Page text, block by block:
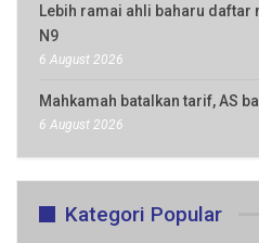
Lebih ramai ahli baharu daftar
N9
6 August 2026
Mahkamah batalkan tarif, AS
6 August 2026
Kategori Popular